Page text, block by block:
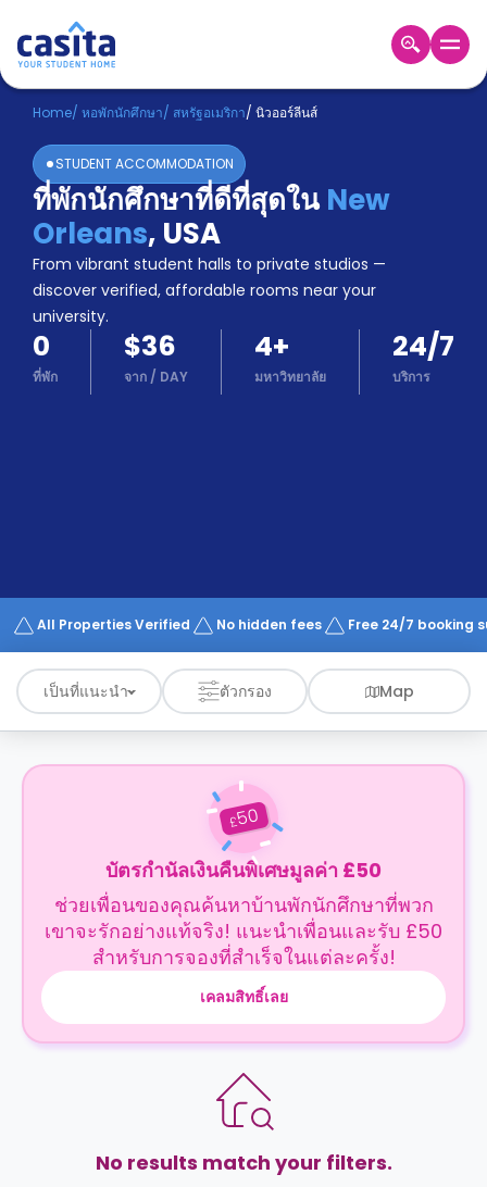
Home TH USD
เข้าสู่
ระบบ
Booking
Accommodation
About
us
Blog
Refer
And
Earn
Become
Works
Home/ หอพักนักศึกษา/ สหรัฐอเมริกา/ นิวออร์ลีนส์
STUDENT ACCOMMODATION
ที่พักนักศึกษาที่ดีที่สุดใน New
Orleans, USA
From vibrant student halls to private studios —
discover verified, affordable rooms near your
university.
0
ที่พัก
$36
จาก / DAY
4+
มหาวิทยาลัย
24/7
บริการ
All Properties Verified No hidden fees Free 24/7 booking
เป็นที่แนะนำ ตัวกรอง Map
£50
บัตรกำนัลเงินคืนพิเศษมูลค่า £50
ช่วยเพื่อนของคุณค้นหาบ้านพักนักศึกษาที่พวก
เขาจะรักอย่างแท้จริง! แนะนำเพื่อนและรับ £50
สำหรับการจองที่สำเร็จในแต่ละครั้ง!
เคลมสิทธิ์เลย
No results match your filters.